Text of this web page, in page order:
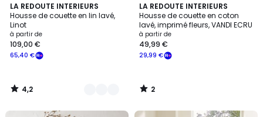
LA REDOUTE INTERIEURS
Housse de couette en lin lavé,
Linot
à partir de
65,40 €
109,00 €
4,2
/ 5
21
Couleurs
4,2
/
LA REDOUTE INTERIEURS
Housse de couette en coton
lavé, imprimé fleurs, VANDI ECRU
à partir de
29,99 €
49,99 €
2
/
5
2
/